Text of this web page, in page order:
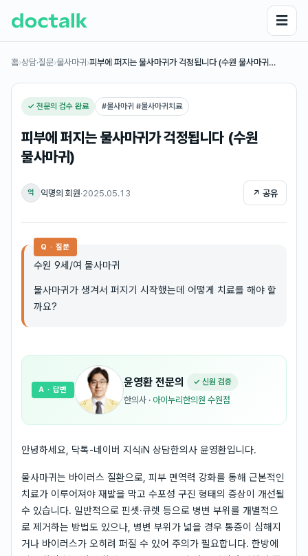
☰
홈›상담·질문›물사마귀 ›피부에 퍼지는 물사마귀가 걱정됩니다 (수원 물사마귀…
✓ 전문의 검수 완료 #물사마귀 #물사마귀치료
피부에 퍼지는 물사마귀가 걱정됩니다 (수원
물사마귀)
익 익명의 회원·2025.05.13 ↗ 공유
Q · 질문
수원 9세/여 물사마귀
물사마귀가 생겨서 퍼지기 시작했는데 어떻게 치료를 해야 할
까요?
윤영환 전문의 ✓ 신원 검증
한의사 · 아이누리한의원 수원점
A · 답변
안녕하세요, 닥톡-네이버 지식iN 상담한의사 윤영환입니다.
물사마귀는 바이러스 질환으로, 피부 면역력 강화를 통해 근본적인
치료가 이루어져야 재발을 막고 수포성 구진 형태의 증상이 개선될
수 있습니다. 일반적으로 핀셋·큐렛 등으로 병변 부위를 개별적으
로 제거하는 방법도 있으나, 병변 부위가 넓을 경우 통증이 심해지
거나 바이러스가 오히려 퍼질 수 있어 주의가 필요합니다. 한방에